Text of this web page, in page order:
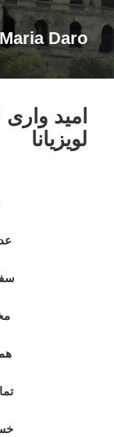
Maria Daro
امید
لویزیانا